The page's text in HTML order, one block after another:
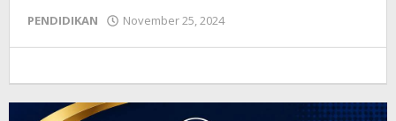
PENDIDIKAN November 25, 2024
NTT